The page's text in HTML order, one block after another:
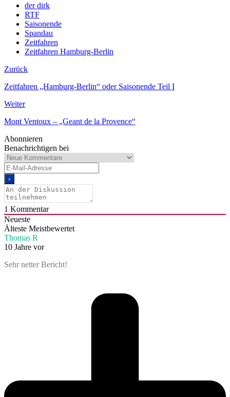
der dirk
RTF
Saisonende
Spandau
Zeitfahren
Zeitfahren Hamburg-Berlin
Zurück
Zeitfahren „Hamburg-Berlin“ oder Saisonende Teil I
Weiter
Mont Ventoux – „Geant de la Provence“
Abonnieren
Benachrichtigen bei
1 Kommentar
Neueste
Älteste Meistbewertet
Thomas R
10 Jahre vor
Sehr netter Bericht!